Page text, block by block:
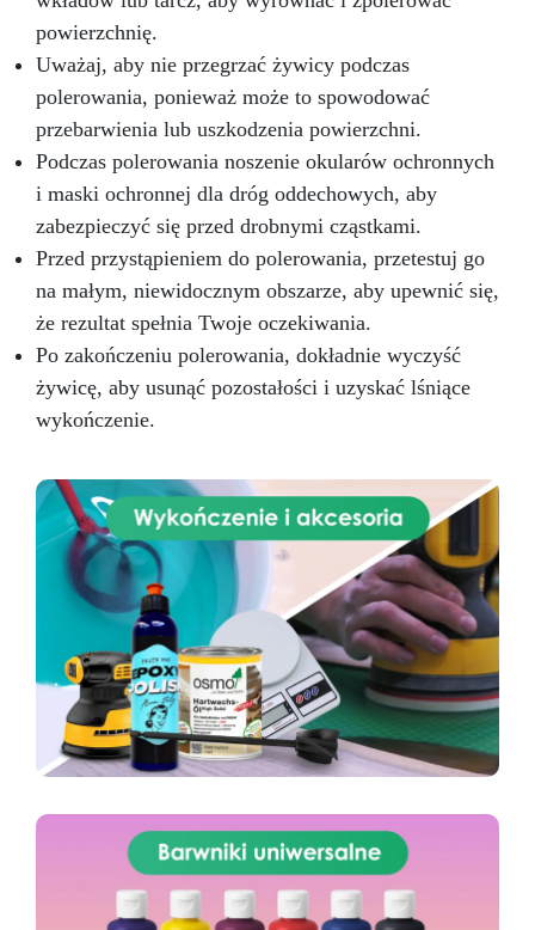
powierzchnię.
Uważaj, aby nie przegrzać żywicy podczas
polerowania, ponieważ może to spowodować
przebarwienia lub uszkodzenia powierzchni.
Podczas polerowania noszenie okularów ochronnych
i maski ochronnej dla dróg oddechowych, aby
zabezpieczyć się przed drobnymi cząstkami.
Przed przystąpieniem do polerowania, przetestuj go
na małym, niewidocznym obszarze, aby upewnić się,
że rezultat spełnia Twoje oczekiwania.
Po zakończeniu polerowania, dokładnie wyczyść
żywicę, aby usunąć pozostałości i uzyskać lśniące
wykończenie.